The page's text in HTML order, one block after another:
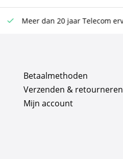
Altijd scherpe prijzen
Betaalmethoden
Verzenden & retourneren
Mijn account